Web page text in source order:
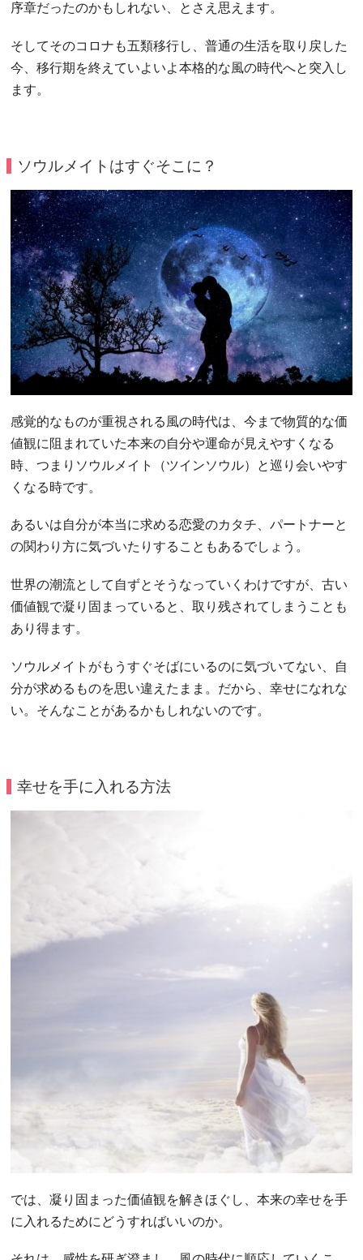
序章だったのかもしれない、とさえ思えます。
そしてそのコロナも五類移行し、普通の生活を取り戻した
今、移行期を終えていよいよ本格的な風の時代へと突入し
ます。
ソウルメイトはすぐそこに？
感覚的なものが重視される風の時代は、今まで物質的な価
値観に阻まれていた本来の自分や運命が見えやすくなる
時、つまりソウルメイト（ツインソウル）と巡り会いやす
くなる時です。
あるいは自分が本当に求める恋愛のカタチ、パートナーと
の関わり方に気づいたりすることもあるでしょう。
世界の潮流として自ずとそうなっていくわけですが、古い
価値観で凝り固まっていると、取り残されてしまうことも
あり得ます。
ソウルメイトがもうすぐそばにいるのに気づいてない、自
分が求めるものを思い違えたまま。だから、幸せになれな
い。そんなことがあるかもしれないのです。
幸せを手に入れる方法
では、凝り固まった価値観を解きほぐし、本来の幸せを手
に入れるためにどうすればいいのか。